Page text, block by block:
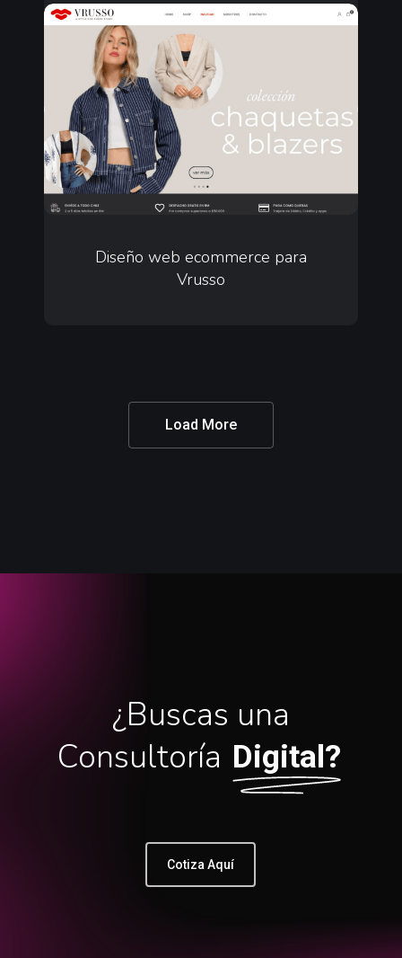
Diseño
ecommerce
Vrusso
web
ecommerce
Diseño web ecommerce para
Vrusso
Load More
¿Buscas una
Consultoría Digital?
Cotiza Aquí